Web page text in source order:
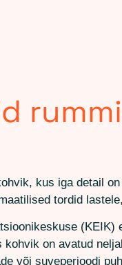
kus iga detail
tordid
on avatud
või suveperioodi